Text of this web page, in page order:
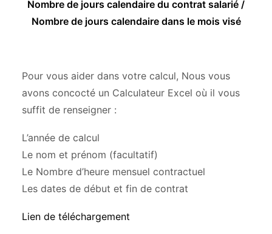
Nombre de jours calendaire du contrat salarié /
Nombre de jours calendaire dans le mois visé
Pour vous aider dans votre calcul, Nous vous
avons concocté un Calculateur Excel où il vous
suffit de renseigner :
L’année de calcul
Le nom et prénom (facultatif)
Le Nombre d’heure mensuel contractuel
Les dates de début et fin de contrat
Lien de téléchargement